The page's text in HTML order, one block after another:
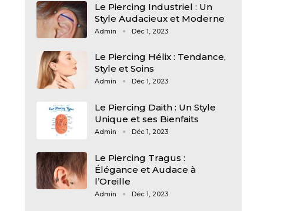
Le Piercing Industriel : Un
Style Audacieux et Moderne
Admin Déc 1, 2023
Le Piercing Hélix : Tendance,
Style et Soins
Admin Déc 1, 2023
Le Piercing Daith : Un Style
Unique et ses Bienfaits
Admin Déc 1, 2023
Le Piercing Tragus :
Élégance et Audace à
l’Oreille
Admin Déc 1, 2023